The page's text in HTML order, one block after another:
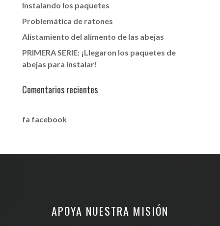
Instalando los paquetes
Problemática de ratones
Alistamiento del alimento de las abejas
PRIMERA SERIE: ¡Llegaron los paquetes de
abejas para instalar!
Comentarios recientes
fa facebook
APOYA NUESTRA MISIÓN